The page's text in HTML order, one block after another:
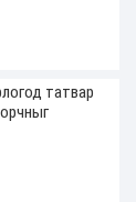
татвар